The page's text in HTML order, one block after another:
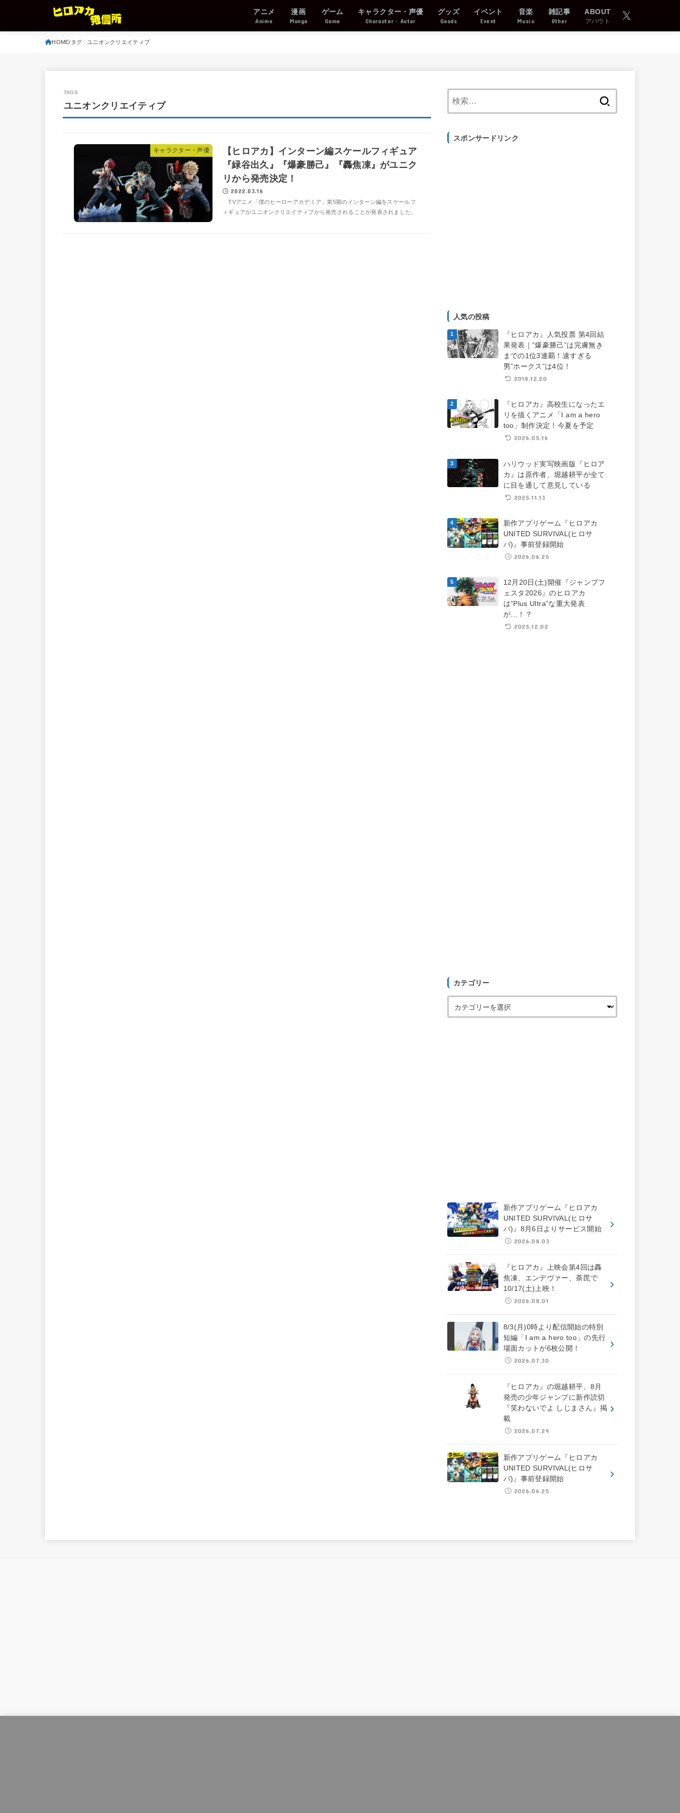
アニメ
Anime
漫画
Manga
ゲーム
Game
キャラクター・声優
Character・Actor
グッズ
Goods
イベント
Event
音楽
Music
雑記事
Other
ABOUT
アバウト
HOME タグ : ユニオンクリエイティブ
ユニオンクリエイティブ
キャラクター・声優
【ヒロアカ】インターン編スケールフィギュア
『緑谷出久』『爆豪勝己』『轟焦凍』がユニク
リから発売決定！
2022.03.16
TVアニメ「僕のヒーローアカデミア」第5期のインターン編をスケールフ
ィギュアがユニオンクリエイティブから発売されることが発表されました。
スポンサードリンク
人気の投稿
『ヒロアカ』人気投票 第4回結
果発表｜”爆豪勝己”は完膚無き
までの1位3連覇！速すぎる
男”ホークス”は4位！
2018.12.20
『ヒロアカ』高校生になったエ
リを描くアニメ「I am a hero
too」制作決定！今夏を予定
2026.05.16
ハリウッド実写映画版『ヒロア
カ』は原作者、堀越耕平が全て
に目を通して意見している
2025.11.13
新作アプリゲーム『ヒロアカ
UNITED SURVIVAL(ヒロサ
バ)』事前登録開始
2026.06.25
12月20日(土)開催『ジャンプフ
ェスタ2026』のヒロアカ
は”Plus Ultra”な重大発表
が…！？
2025.12.02
カテゴリー
新作アプリゲーム『ヒロアカ
UNITED SURVIVAL(ヒロサ
バ)』8月6日よりサービス開始
2026.08.03
『ヒロアカ』上映会第4回は轟
焦凍、エンデヴァー、荼毘で
10/17(土)上映！
2026.08.01
8/3(月)0時より配信開始の特別
短編「I am a hero too」の先行
場面カットが6枚公開！
2026.07.30
『ヒロアカ』の堀越耕平、8月
発売の少年ジャンプに新作読切
『笑わないでよ しじまさん』掲
載
2026.07.29
新作アプリゲーム『ヒロアカ
UNITED SURVIVAL(ヒロサ
バ)』事前登録開始
2026.06.25